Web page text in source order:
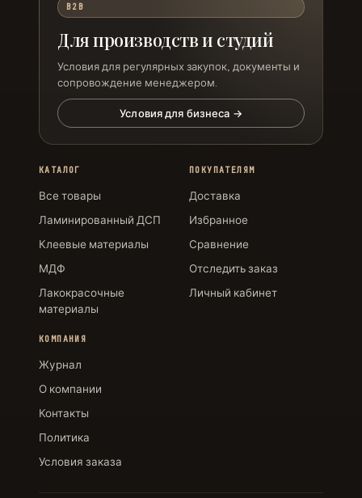
B2B
Для производств и студий
Условия для регулярных закупок, документы и
сопровождение менеджером.
Условия для бизнеса →
КАТАЛОГ
Все товары
Ламинированный ДСП
Клеевые материалы
МДФ
Лакокрасочные
материалы
ПОКУПАТЕЛЯМ
Доставка
Избранное
Сравнение
Отследить заказ
Личный кабинет
КОМПАНИЯ
Журнал
О компании
Контакты
Политика
Условия заказа